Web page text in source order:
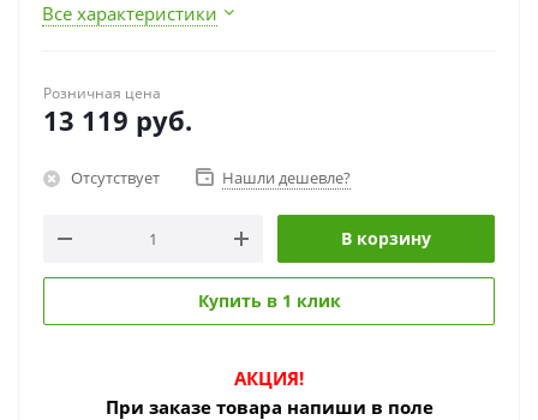
Все характеристики
Розничная цена
13 119 руб.
Отсутствует Нашли дешевле?
В корзину
Купить в 1 клик
АКЦИЯ!
При заказе товара напиши в поле